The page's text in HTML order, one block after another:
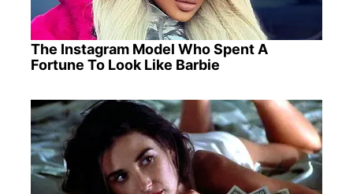
The Instagram Model Who Spent A
Fortune To Look Like Barbie